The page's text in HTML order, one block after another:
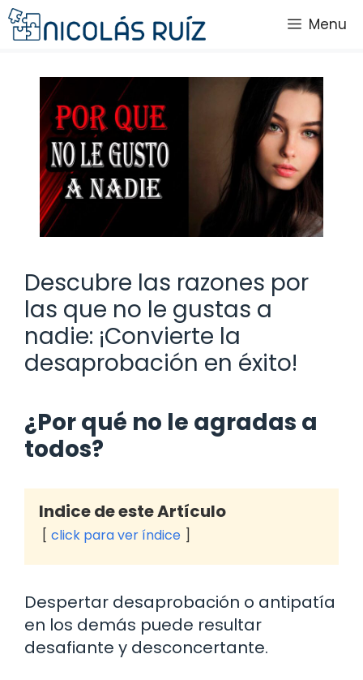
Saltar
al
Menu
Descubre las razones por
las que no le gustas a
nadie: ¡Convierte la
desaprobación en éxito!
¿Por qué no le agradas a
todos?
Indice de este Artículo
click para ver índice
Despertar desaprobación o antipatía
en los demás puede resultar
desafiante y desconcertante.